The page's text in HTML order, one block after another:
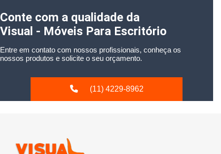
Conte com a qualidade da
Visual - Móveis Para Escritório
Entre em contato com nossos profissionais, conheça os
nossos produtos e solicite o seu orçamento.
(11) 4229-8962